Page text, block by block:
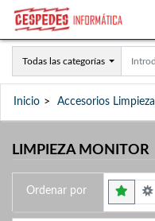
Todas las categorías
Inicio Accesorios Limpieza
LIMPIEZA MONITOR
Ordenar por